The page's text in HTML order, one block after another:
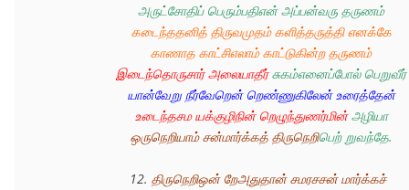
அருட்சோதிப் பெரும்பதிஎன் அப்பன்வரு தருணம்
கடைந்ததனித் திருவமுதம் களித்தருத்தி எனக்கே
காணாத காட்சிஎலாம் காட்டுகின்ற தருணம்
இடைந்தொருசார் அலையாதீர் சுகம்எனைப்போல் பெறுவீர்
யான்வேறு நீர்வேறென் றெண்ணுகிலேன் உரைத்தேன்
உடைந்தசம யக்குழிநின் றெழுந்துணர்மின் அழியா
ஒருநெறியாம் சன்மார்க்கத் திருநெறிபெற் றுவந்தே.
12. திருநெறிஒன் றேஅதுதான் சமரசசன் மார்க்கச்